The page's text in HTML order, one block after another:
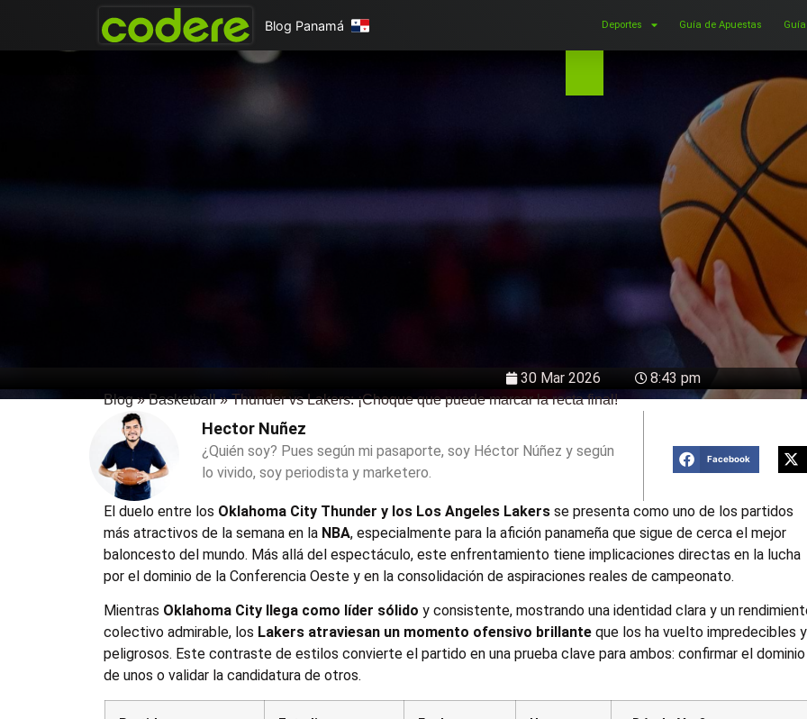
Blog Panamá Deportes Guía de Apuestas
30 Mar 2026 8:43 pm
Blog»Basketball»Thunder vs Lakers: ¡Choque que puede marcar la recta final!
Hector Nuñez
¿Quién soy? Pues según mi pasaporte, soy Héctor Núñez y según
lo vivido, soy periodista y marketero.
Facebook
El duelo entre los Oklahoma City Thunder y los Los Angeles Lakers se presenta como uno de los partidos
más atractivos de la semana en la NBA, especialmente para la afición panameña que sigue de cerca el mejor
baloncesto del mundo. Más allá del espectáculo, este enfrentamiento tiene implicaciones directas en la lucha
por el dominio de la Conferencia Oeste y en la consolidación de aspiraciones reales de campeonato.
Mientras Oklahoma City llega como líder sólido y consistente, mostrando una identidad clara y un
colectivo admirable, los Lakers atraviesan un momento ofensivo brillanteque los ha vuelto impredecibles y
peligrosos. Este contraste de estilos convierte el partido en una prueba clave para ambos: confirmar el dominio
de unos o validar la candidatura de otros.